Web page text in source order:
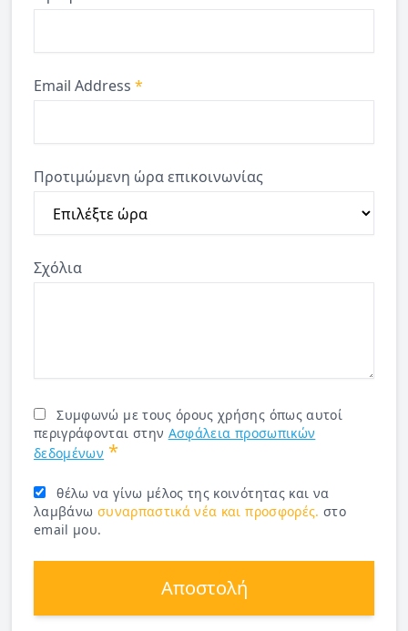
Email Address *
Προτιμώμενη ώρα επικοινωνίας
Σχόλια
Συμφωνώ με τους όρους χρήσης όπως αυτοί
περιγράφονται στην Ασφάλεια προσωπικών
δεδομένων *
θέλω να γίνω μέλος της κοινότητας και να
λαμβάνω συναρπαστικά νέα και προσφορές. στο
email μου.
Αποστολή